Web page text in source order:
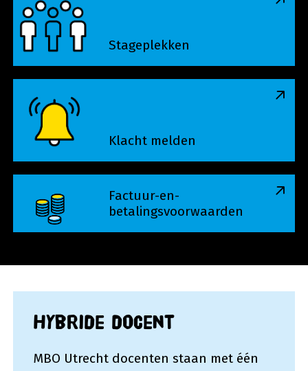
Stageplekken
Klacht melden
Factuur-en-
betalingsvoorwaarden
Hybride docent
MBO Utrecht docenten staan met één